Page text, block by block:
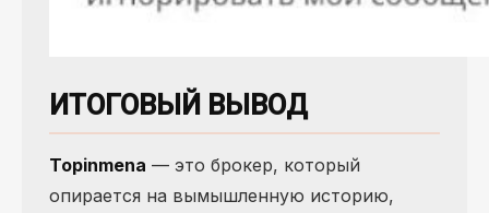
ИТОГОВЫЙ ВЫВОД
Topinmena — это брокер, который
опирается на вымышленную историю,